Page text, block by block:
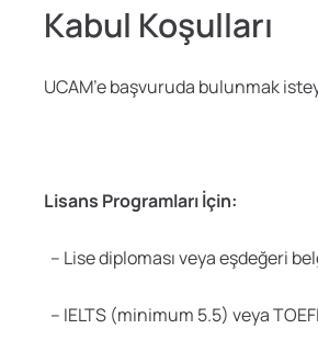
Kabul Koşulları
UCAM’e başvuruda bulunmak
Lisans Programları İçin:
– Lise diploması veya eşdeğeri
– IELTS (minimum 5.5) veya